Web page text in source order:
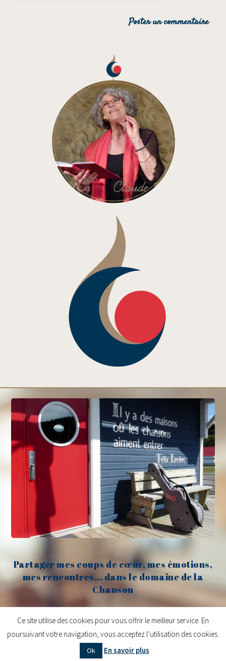
Partager mes coups de cœur, mes émotions,
mes rencontres... dans le domaine de la
Chanson
Claude Fèvre
Claude Fèvre | Chanter c'est lancer des balles
centifoliae|Mentions légales|Contact
Ce site utilise des cookies pour vous offrir le meilleur service. En
poursuivant votre navigation, vous acceptez l’utilisation des cookies.
Ok En savoir plus